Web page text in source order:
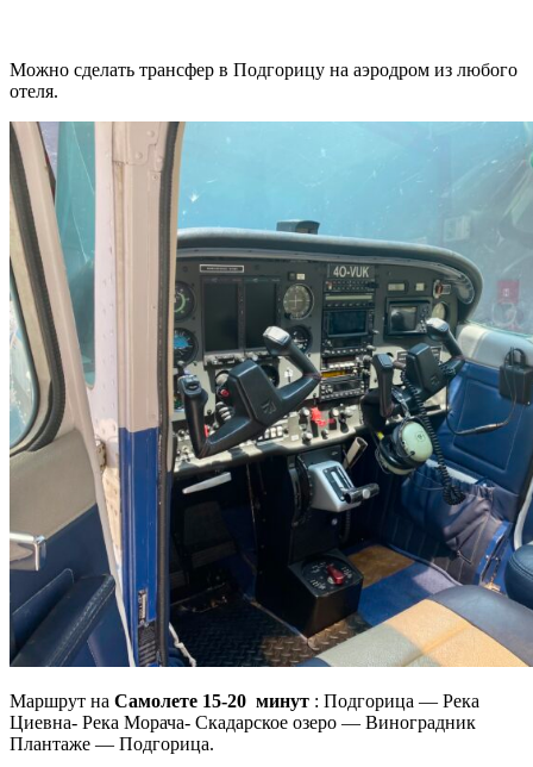
Можно сделать трансфер в Подгорицу на аэродром из любого
отеля.
Маршрут на Самолете 15-20 минут : Подгорица — Река
Циевна- Река Морача- Скадарское озеро — Виноградник
Плантаже — Подгорица.